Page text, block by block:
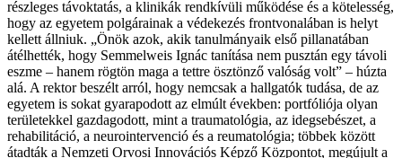
részleges távoktatás, a klinikák rendkívüli működése és a kötelesség,
hogy az egyetem polgárainak a védekezés frontvonalában is helyt
kellett állniuk. „Önök azok, akik tanulmányaik első pillanatában
átélhették, hogy Semmelweis Ignác tanítása nem pusztán egy távoli
eszme – hanem rögtön maga a tettre ösztönző valóság volt” – húzta
alá. A rektor beszélt arról, hogy nemcsak a hallgatók tudása, de az
egyetem is sokat gyarapodott az elmúlt években: portfóliója olyan
területekkel gazdagodott, mint a traumatológia, az idegsebészet, a
rehabilitáció, a neurointervenció és a reumatológia; többek között
átadták a Nemzeti Orvosi Innovációs Képző Központot, megújult a